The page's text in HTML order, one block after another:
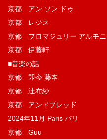
京都 アン ソン ドゥ
京都 レジス
京都 フロマジュリー アルモニ
京都 伊藤軒
■音楽の話
京都 即今 藤本
京都 辻布紗
京都 アンドブレッド
2024年11月 Paris パリ
京都 Guu